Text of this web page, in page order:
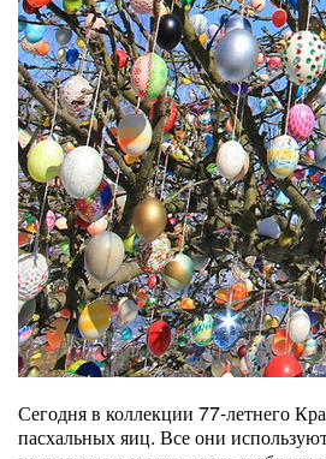
Сегодня в коллекции 77-летнего
пасхальных яиц. Все они